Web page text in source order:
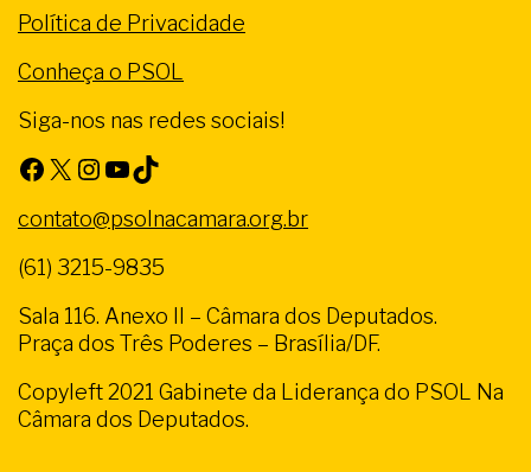
Política de Privacidade
Conheça o PSOL
Siga-nos nas redes sociais!
Facebook X Instagram Youtube TikTok
contato@psolnacamara.org.br
(61) 3215-9835
Sala 116. Anexo II – Câmara dos Deputados.
Praça dos Três Poderes – Brasília/DF.
Copyleft 2021 Gabinete da Liderança do PSOL Na
Câmara dos Deputados.